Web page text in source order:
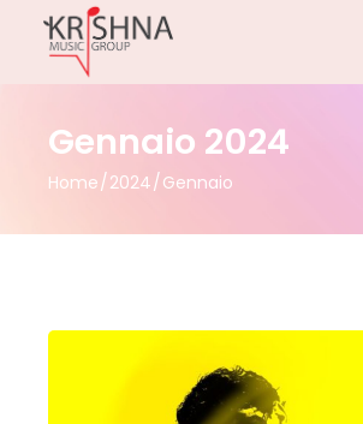
Gennaio 2024
Home 2024 Gennaio